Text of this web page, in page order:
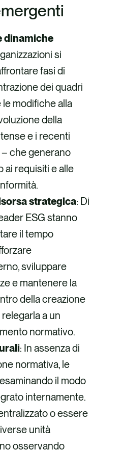
dinamiche
si
fasi di
dei quadri
modifiche alla
della
e i recenti
– che generano
ai requisiti e alle
strategica: Di
ESG stanno
il tempo
sviluppare
e mantenere la
della creazione
a un
normativo.
: In assenza di
normativa, le
il modo
internamente.
o essere
unità
osservando